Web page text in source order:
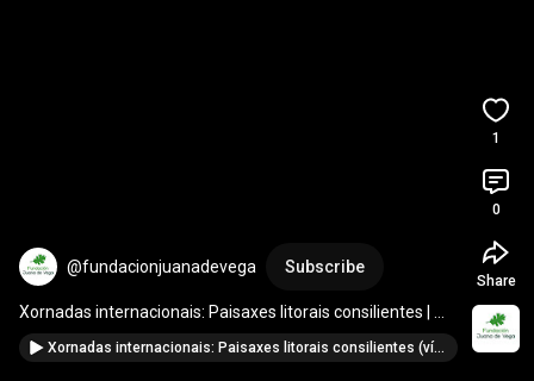
@fundacionjuanadevega Subscribe
Xornadas internacionais: Paisaxes litorais consilientes |
Resumo Sesión 1
Xornadas internacionais: Paisaxes litorais consilientes (vídeo resumo)
1
0
Share